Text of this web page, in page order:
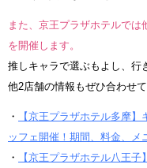
また、京王プラザホテルで
を開催します。
推しキャラで選ぶもよし、行
他2店舗の情報もぜひ合わせ
・
【京王プラザホテル多摩
ッフェ開催！期間、料金、メ
・
【京王プラザホテル八王